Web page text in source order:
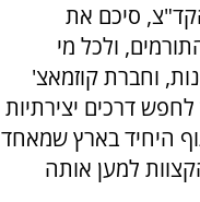
סיכם את
ולכל מי
וחברת קוזמאצ'
דרכים יצירתיות
היחיד בארץ שמאחד
למען אותה